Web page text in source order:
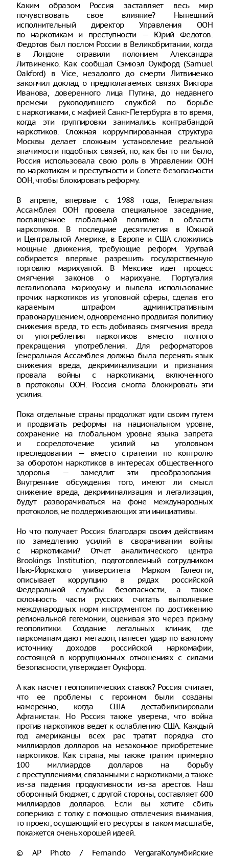
Каким образом Россия заставляет весь мир
почувствовать свое влияние? Нынешний
исполнительный директор Управления ООН
по наркотикам и преступности — Юрий Федотов.
Федотов был послом России в Великобритании, когда
в Лондоне отравили полонием Александра
Литвиненко. Как сообщал Сэмюэл Оукфорд (Samuel
Oakford) в Vice, незадолго до смерти Литвиненко
закончил доклад о предполагаемых связях Виктора
Иванова, доверенного лица Путина, до недавнего
времени руководившего службой по борьбе
с наркотиками, с мафией Санкт-Петербурга в то время,
когда эти группировки занимались контрабандой
наркотиков. Сложная коррумпированная структура
Москвы делает сложным установление реальной
значимости подобных связей, но, как бы то ни было,
Россия использовала свою роль в Управлении ООН
по наркотикам и преступности и Совете безопасности
ООН, чтобы блокировать реформу.
В апреле, впервые с 1988 года, Генеральная
Ассамблея ООН провела специальное заседание,
посвященное глобальной политике в области
наркотиков. В последние десятилетия в Южной
и Центральной Америке, в Европе и США сложились
мощные движения, требующие реформ. Уругвай
собирается впервые разрешить государственную
торговлю марихуаной. В Мексике идет процесс
смягчения законов о марихуане. Португалия
легализовала марихуану и вывела использование
прочих наркотиков из уголовной сферы, сделав его
караемым штрафом административным
правонарушением, одновременно продвигая политику
снижения вреда, то есть добиваясь смягчения вреда
от употребления наркотиков вместо полного
прекращения употребления. Для реформаторов
Генеральная Ассамблея должна была перенять язык
снижения вреда, декриминализации и признания
провала войны с наркотиками, включенного
в протоколы ООН. Россия смогла блокировать эти
усилия.
Пока отдельные страны продолжат идти своим путем
и продвигать реформы на национальном уровне,
сохранение на глобальном уровне языка запрета
и сосредоточение усилий на уголовном
преследовании — вместо стратегии по контролю
за оборотом наркотиков в интересах общественного
здоровья — замедлит эти преобразования.
Внутренние обсуждения того, имеют ли смысл
снижение вреда, декриминализация и легализация,
будут разворачиваться на фоне международных
протоколов, не поддерживающих эти инициативы.
Но что получает Россия благодаря своим действиям
по замедлению усилий в сворачивании войны
с наркотиками? Отчет аналитического центра
Brookings Institution, подготовленный сотрудником
Нью-Йоркского университета Марком Галеотти,
описывает коррупцию в рядах российской
Федеральной службы безопасности, а также
склонность части русских считать выполнение
международных норм инструментом по достижению
региональной гегемонии, оценивая это через призму
геополитики. Создание легальных клиник, где
наркоманам дают метадон, нанесет удар по важному
источнику доходов российской наркомафии,
состоящей в коррупционных отношениях с силами
безопасности, утверждает Оукфорд.
А как насчет геополитических ставок? Россия считает,
что ее проблемы с героином были созданы
намеренно, когда США дестабилизировали
Афганистан. Но Россия также уверена, что война
против наркотиков ведет к ослаблению США. Каждый
год американцы всех рас тратят порядка сто
миллиардов долларов на незаконное приобретение
наркотиков. Как страна, мы также тратим примерно
100 миллиардов долларов на борьбу
с преступлениями, связанными с наркотиками, а также
из-за падения продуктивности из-за арестов. Наш
оборонный бюджет, с другой стороны, составляет 600
миллиардов долларов. Если вы хотите сбить
соперника с толку с помощью отвлечения внимания,
то проект, осушающий его ресурсы в таком масштабе,
покажется очень хорошей идеей.
© AP Photo / Fernando VergaraКолумбийские